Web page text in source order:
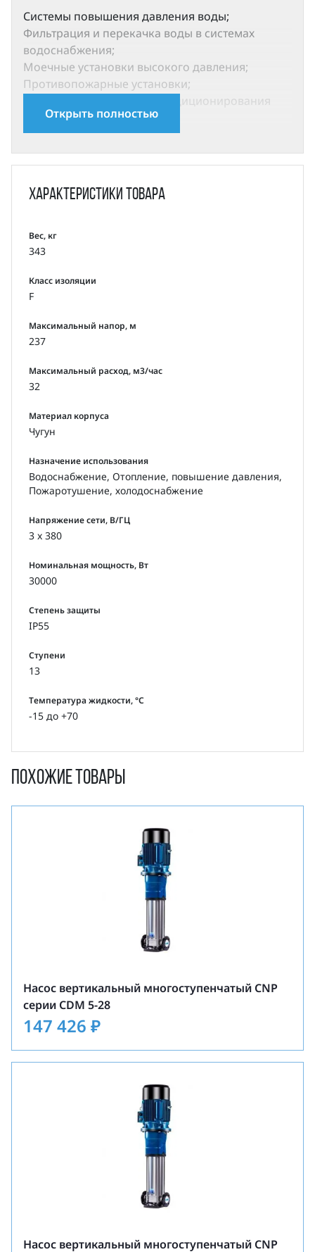
Системы повышения давления воды;
Фильтрация и перекачка воды в системах
водоснабжения;
Моечные установки высокого давления;
Противопожарные установки;
Cистемы охлаждения и кондиционирования
воздуха;
Системы питания паровых котлов и перекачка
конденсата;
Системы охлаждения инструмента
металлорежущих станков (подача смазочно-
охлаждающей эмульсии) и т.д.;
установки обратного осмоса, нефтеперегонные
установки, сепараторы;
земель, капельное орошение, дождевальные
установки.
Открыть полностью
Характеристики товара
Вес, кг
343
Класс изоляции
F
Максимальный напор, м
237
Максимальный расход, м3/час
32
Материал корпуса
Чугун
Назначение использования
Водоснабжение, Отопление, повышение давления,
Пожаротушение, холодоснабжение
Напряжение сети, В/ГЦ
3 x 380
Номинальная мощность, Вт
30000
Степень защиты
IP55
Ступени
13
Температура жидкости, °С
-15 до +70
Похожие товары
Насос вертикальный многоступенчатый CNP
серии CDM 5-28
147 426 ₽
Насос вертикальный многоступенчатый CNP